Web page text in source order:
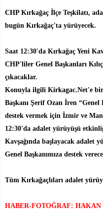
CHP Kırkağaç İlçe Teşkilatı,
bugün Kırkağaç'ta yürüyecek.
Saat 12:30'da Kırkağaç Yeni
CHP'liler Genel Başkanları
çıkacaklar.
Konuyla ilgili Kirkagac.Net'e bir
Başkanı Şerif Ozan İren “Genel
destek vermek için İzmir ve
12:30'da adalet yürüyüşü
Kavşağında başlayacak adalet
Genel Başkanımıza destek
Tüm Kırkağaçlıları adalet
HABER-FOTOĞRAF: